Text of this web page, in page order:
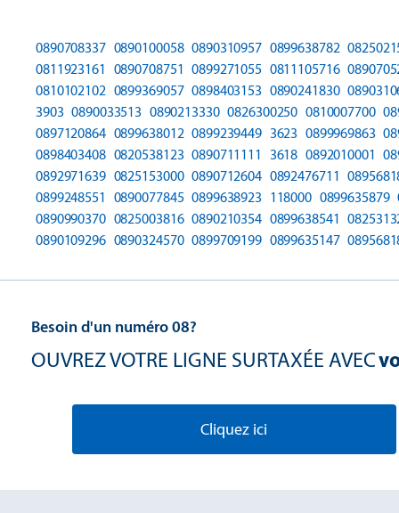
0890708337 0890100058 0890310957 0899638782
0811923161 0890708751 0899271055 0811105716
0810102102 0899369057 0898403153 0890241830
3903 0890033513 0890213330 0826300250 0810007700
0897120864 0899638012 0899239449 3623 0899969863
0898403408 0820538123 0890711111 3618 0892010001
0892971639 0825153000 0890712604 0892476711
0899248551 0890077845 0899638923 118000 0899635879
0890990370 0825003816 0890210354 0899638541
0890109296 0890324570 0899709199 0899635147
Besoin d'un numéro 08?
OUVREZ VOTRE LIGNE SURTAXÉE AVEC
Cliquez ici